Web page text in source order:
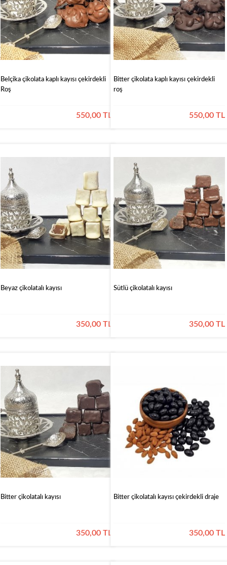
Belçika çikolata kaplı kayısı çekirdekli
Roş
550,00 TL
Bitter çikolata kaplı kayısı çekirdekli
roş
550,00 TL
Beyaz çikolatalı kayısı
350,00 TL
Sütlü çikolatalı kayısı
350,00 TL
Bitter çikolatalı kayısı
350,00 TL
Bitter çikolatalı kayısı çekirdekli draje
350,00 TL